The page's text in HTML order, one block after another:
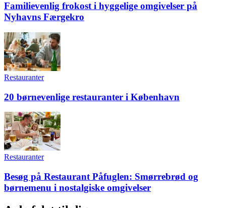
Familievenlig frokost i hyggelige omgivelser på
Nyhavns Færgekro
Restauranter
20 børnevenlige restauranter i København
Restauranter
Besøg på Restaurant Påfuglen: Smørrebrød og
børnemenu i nostalgiske omgivelser